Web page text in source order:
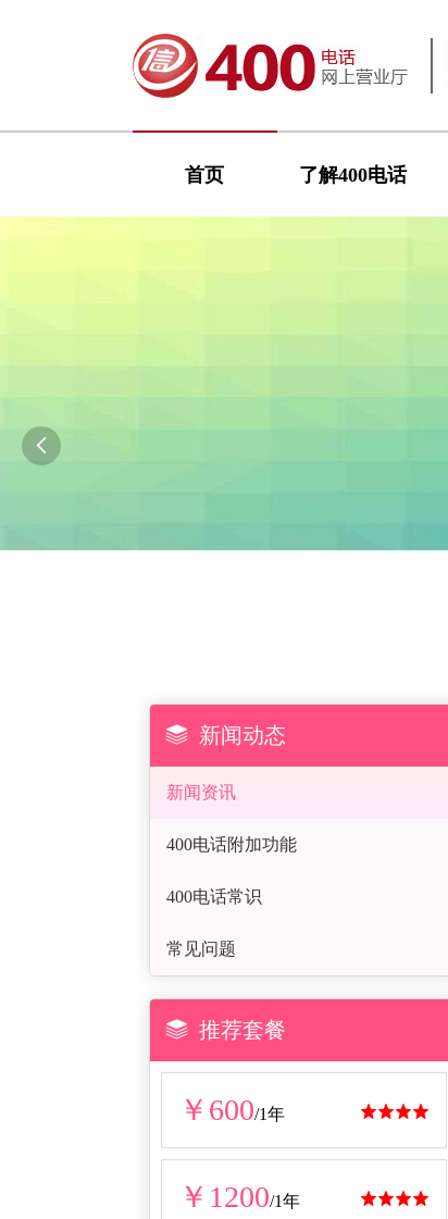
首页 了解400电话

 新闻动态
新闻资讯
400电话附加功能
400电话常识
常见问题
 推荐套餐

￥600/1年

￥1200/1年